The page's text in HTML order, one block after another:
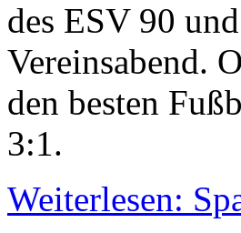
des ESV 90
Vereinsabend.
den besten
3:1.
Weiterlesen: